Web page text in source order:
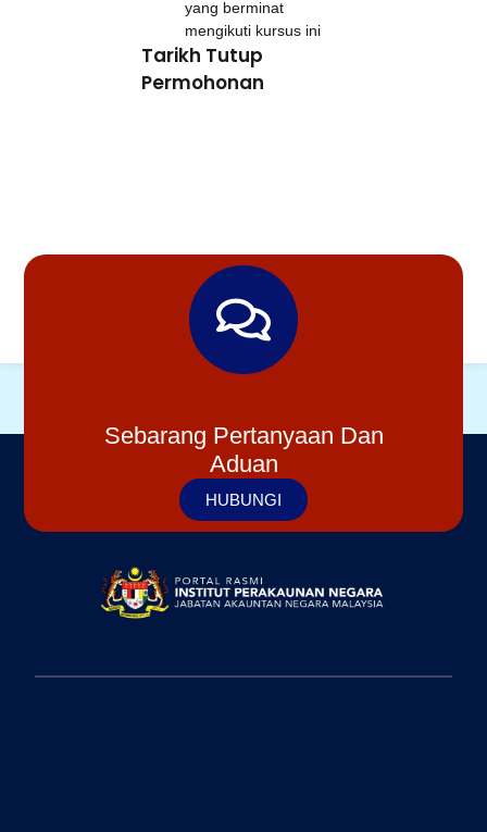
yang berminat
mengikuti kursus ini
Tarikh Tutup
Permohonan
Sebarang Pertanyaan Dan
Aduan
HUBUNGI